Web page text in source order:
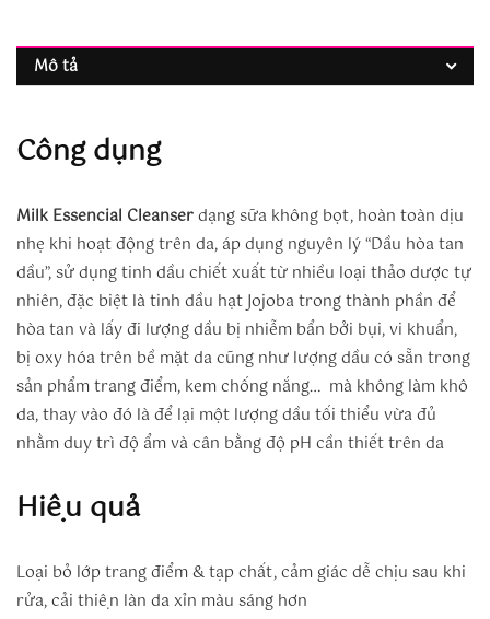
Mô tả
Công dụng
Milk Essencial Cleanserdạng sữa không bọt, hoàn toàn dịu
nhẹ khi hoạt động trên da, áp dụng nguyên lý “Dầu hòa tan
dầu”, sử dụng tinh dầu chiết xuất từ nhiều loại thảo dược tự
nhiên, đặc biệt là tinh dầu hạt Jojoba trong thành phần để
hòa tan và lấy đi lượng dầu bị nhiễm bẩn bởi bụi, vi khuẩn,
bị oxy hóa trên bề mặt da cũng như lượng dầu có sẵn trong
sản phẩm trang điểm, kem chống nắng… mà không làm khô
da, thay vào đó là để lại một lượng dầu tối thiểu vừa đủ
nhằm duy trì độ ẩm và cân bằng độ pH cần thiết trên da
Hiệu quả
Loại bỏ lớp trang điểm & tạp chất, cảm giác dễ chịu sau khi
rửa, cải thiện làn da xỉn màu sáng hơn